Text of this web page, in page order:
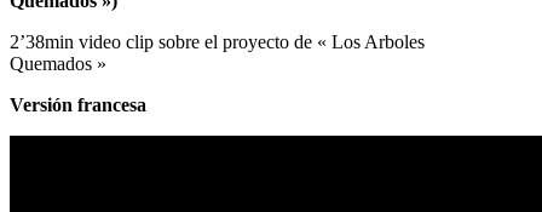
2’38min video clip sobre el proyecto de « Los Arboles
Quemados »
Versión francesa